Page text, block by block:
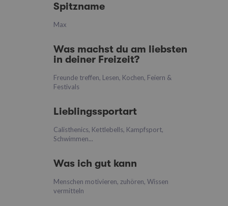
Spitzname
Max
Was machst du am liebsten
in deiner Freizeit?
Freunde treffen, Lesen, Kochen, Feiern &
Festivals
Lieblingssportart
Calisthenics, Kettlebells, Kampfsport,
Schwimmen...
Was ich gut kann
Menschen motivieren, zuhören, Wissen
vermitteln